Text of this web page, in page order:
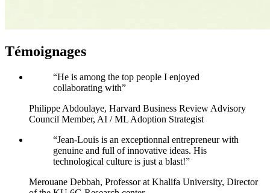
Témoignages
“He is among the top people I enjoyed
collaborating with”
Philippe Abdoulaye, Harvard Business Review Advisory
Council Member, AI / ML Adoption Strategist
“Jean-Louis is an exceptionnal entrepreneur with
genuine and full of innovative ideas. His
technological culture is just a blast!”
Merouane Debbah, Professor at Khalifa University, Director